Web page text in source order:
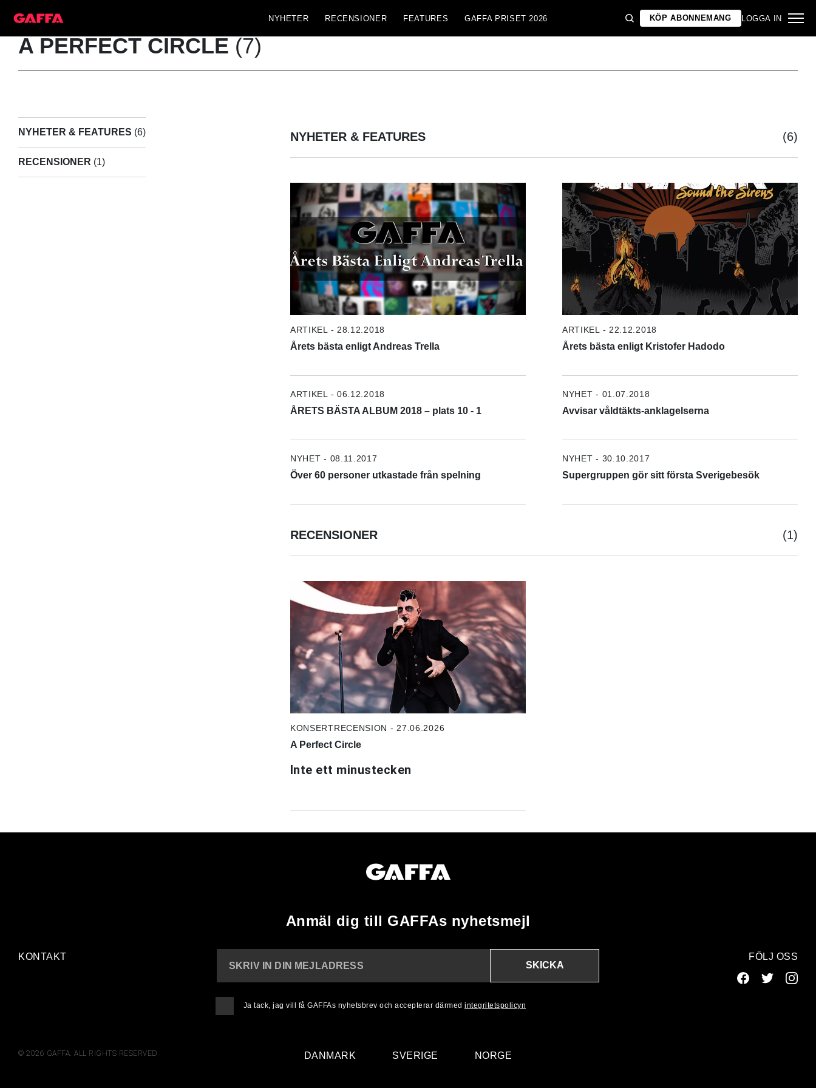
NYHETER RECENSIONER FEATURES GAFFA PRISET 2026 KÖP ABONNEMANG LOGGA IN
A PERFECT CIRCLE (7)
NYHETER & FEATURES (6)
RECENSIONER (1)
NYHETER & FEATURES (6)
ARTIKEL - 28.12.2018
Årets bästa enligt Andreas Trella
ARTIKEL - 22.12.2018
Årets bästa enligt Kristofer Hadodo
ARTIKEL - 06.12.2018
ÅRETS BÄSTA ALBUM 2018 – plats 10 - 1
NYHET - 01.07.2018
Avvisar våldtäkts-anklagelserna
NYHET - 08.11.2017
Över 60 personer utkastade från spelning
NYHET - 30.10.2017
Supergruppen gör sitt första Sverigebesök
RECENSIONER (1)
KONSERTRECENSION - 27.06.2026
A Perfect Circle
Inte ett minustecken
Anmäl dig till GAFFAs nyhetsmejl
KONTAKT
SKRIV IN DIN MEJLADRESS
SKICKA
Ja tack, jag vill få GAFFAs nyhetsbrev och accepterar därmed integritetspolicyn
FÖLJ OSS
© 2026 GAFFA. ALL RIGHTS RESERVED DANMARK SVERIGE NORGE